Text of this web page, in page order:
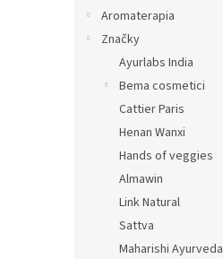
Aromaterapia
Značky
Ayurlabs India
Bema cosmetici
Cattier Paris
Henan Wanxi
Hands of veggies
Almawin
Link Natural
Sattva
Maharishi Ayurveda